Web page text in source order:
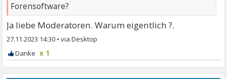
Forensoftware?
Ja liebe Moderatoren. Warum eigentlich ?.
27.11.2023 14:30 •
x 1